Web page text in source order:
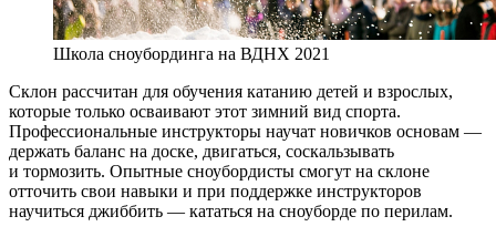
Школа сноубординга на ВДНХ 2021
Склон рассчитан для обучения катанию детей и взрослых,
которые только осваивают этот зимний вид спорта.
Профессиональные инструкторы научат новичков основам —
держать баланс на доске, двигаться, соскальзывать
и тормозить. Опытные сноубордисты смогут на склоне
отточить свои навыки и при поддержке инструкторов
научиться джиббить — кататься на сноуборде по перилам.